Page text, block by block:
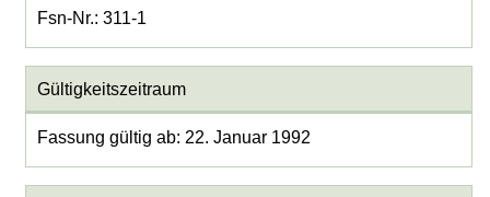
Fsn-Nr.: 311-1
Gültigkeitszeitraum
Fassung gültig ab: 22. Januar 1992